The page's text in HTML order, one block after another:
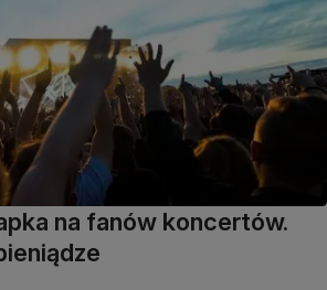
na fanów koncertów.